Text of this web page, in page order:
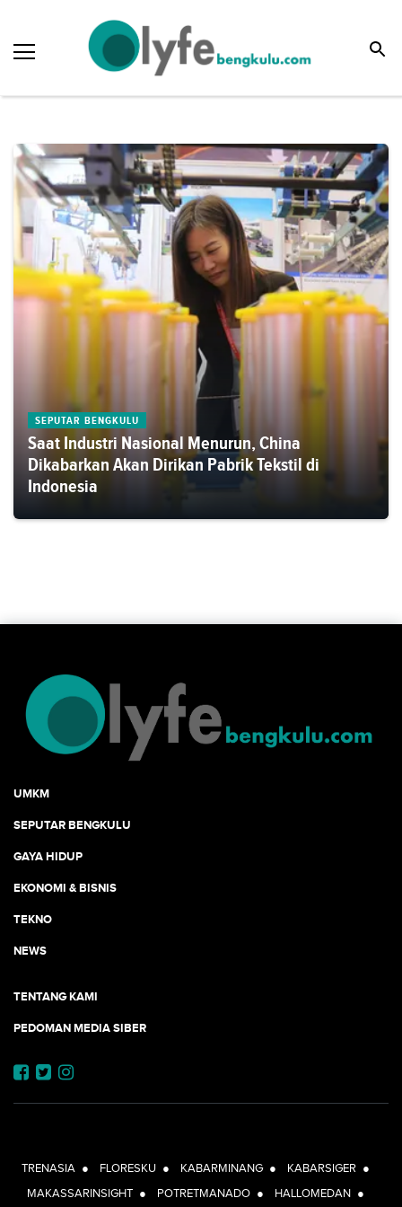
SEPUTAR BENGKULU
Saat Industri Nasional Menurun, China
Dikabarkan Akan Dirikan Pabrik Tekstil di
Indonesia
UMKM
SEPUTAR BENGKULU
GAYA HIDUP
EKONOMI & BISNIS
TEKNO
NEWS
TENTANG KAMI
PEDOMAN MEDIA SIBER
TRENASIA ● FLORESKU ● KABARMINANG ● KABARSIGER ●
MAKASSARINSIGHT ● POTRETMANADO ● HALLOMEDAN ●